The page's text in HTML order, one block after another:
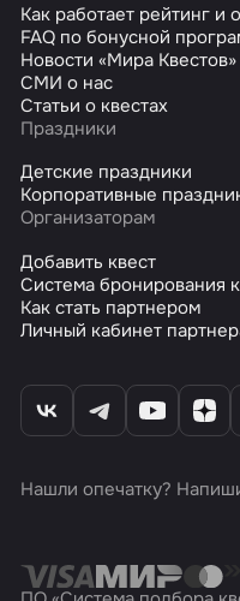
Как работает рейтинг и
FAQ по бонусной
Новости «Мира Квестов»
СМИ о нас
Статьи о квестах
Праздники
Детские праздники
Корпоративные
Организаторам
Добавить квест
Система бронирования
Как стать партнером
Личный кабинет
Нашли опечатку?